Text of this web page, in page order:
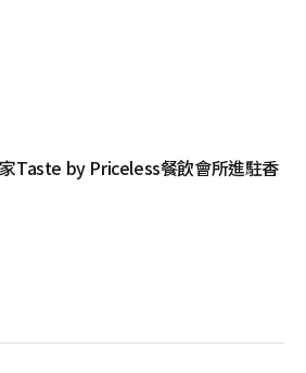
Taste by Priceless餐飲會所進駐香